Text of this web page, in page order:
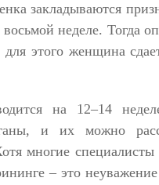
закладываются
неделе. Тогда
этого женщина
на 12–14
и их можно
многие
– это